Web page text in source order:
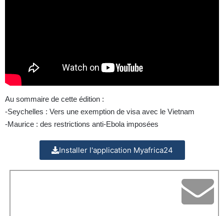
Au sommaire de cette édition :
-Seychelles : Vers une exemption de visa avec le Vietnam
-Maurice : des restrictions anti-Ebola imposées
Installer l'application Myafrica24